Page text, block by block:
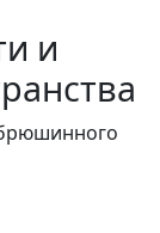
и